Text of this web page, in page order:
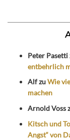
Peter Pasetti
entbehrlich
AlfzuWie
machen
Arnold Voss
Kitsch und
Angst“ von